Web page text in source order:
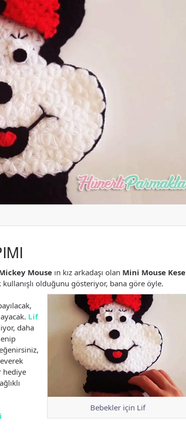
Mouseın kız arkadaşı olan Mini Mouse Kese
olduğunu gösteriyor, bana göre öyle.
Bebekler için Lif
Lif
daha
hediye